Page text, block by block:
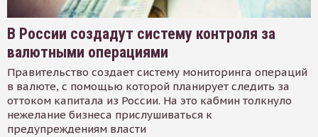
В России создадут систему контроля за
валютными операциями
Правительство создает систему мониторинга операций
в валюте, с помощью которой планирует следить за
оттоком капитала из России. На это кабмин толкнуло
нежелание бизнеса прислушиваться к
предупреждениям власти